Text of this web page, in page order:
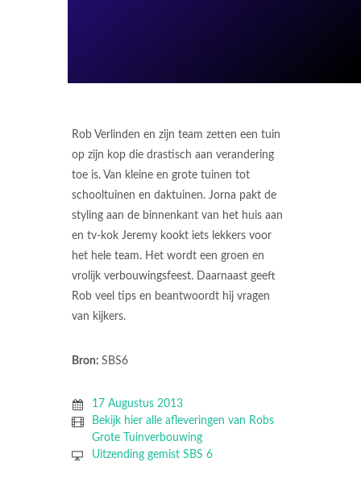
Rob Verlinden en zijn team zetten een tuin
op zijn kop die drastisch aan verandering
toe is. Van kleine en grote tuinen tot
schooltuinen en daktuinen. Jorna pakt de
styling aan de binnenkant van het huis aan
en tv-kok Jeremy kookt iets lekkers voor
het hele team. Het wordt een groen en
vrolijk verbouwingsfeest. Daarnaast geeft
Rob veel tips en beantwoordt hij vragen
van kijkers.
Bron: SBS6
17 Augustus 2013
Bekijk hier alle afleveringen van Robs
Grote Tuinverbouwing
Uitzending gemist SBS 6